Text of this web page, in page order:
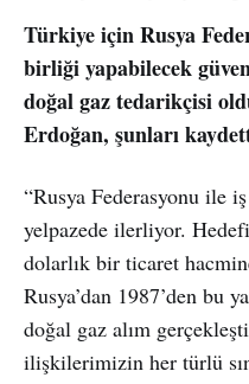
Türkiye için Rusya
birliği yapabilecek
doğal gaz tedarikçisi
Erdoğan, şunları
“Rusya Federasyonu ile
yelpazede ilerliyor.
dolarlık bir ticaret
Rusya’dan 1987’den bu
doğal gaz alım
ilişkilerimizin her türlü